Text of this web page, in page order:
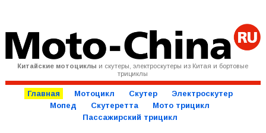
Китайские мотоциклы и скутеры, электроскутеры из Китая и бортовые
трициклы
Главная Мотоцикл Скутер
Электроскутер
Мопед
Скутеретта
Мото трицикл
Пассажирский трицикл